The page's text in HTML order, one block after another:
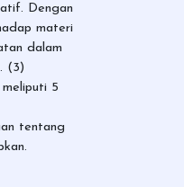
Dengan
materi
dalam
(3)
5
tentang